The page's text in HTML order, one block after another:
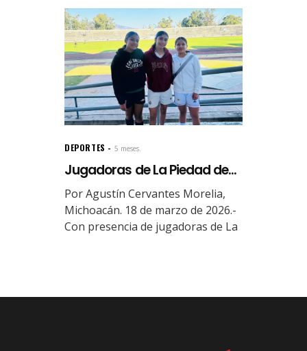
DEPORTES 5 meses.
Jugadoras de La Piedad de...
Por Agustín Cervantes Morelia,
Michoacán. 18 de marzo de 2026.-
Con presencia de jugadoras de La